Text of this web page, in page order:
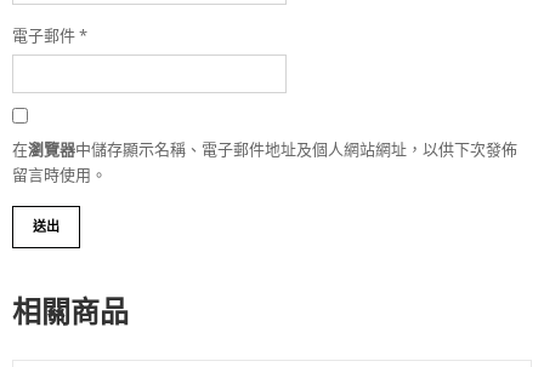
電子郵件*
在瀏覽器中儲存顯示名稱、電子郵件地址及個人網站網址，以供下次發佈
留言時使用。
相關商品